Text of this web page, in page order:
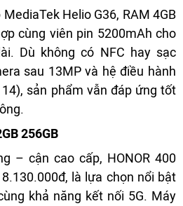
Helio G36, RAM 4GB
cùng viên pin 5200mAh cho
Dù không có NFC hay sạc
sau 13MP và hệ điều hành
sản phẩm vẫn đáp ứng tốt
256GB
– cận cao cấp, HONOR 400
là lựa chọn nổi bật
khả năng kết nối 5G. Máy